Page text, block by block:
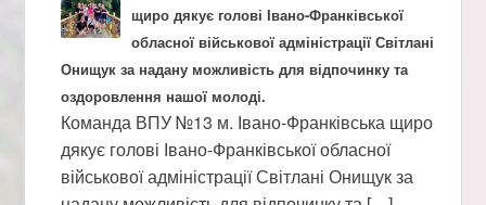
щиро дякує голові Івано-Франківської
обласної військової адміністрації Світлані
Онищук за надану можливість для відпочинку та
оздоровлення нашої молоді.
Команда ВПУ №13 м. Івано-Франківська щиро
дякує голові Івано-Франківської обласної
військової адміністрації Світлані Онищук за